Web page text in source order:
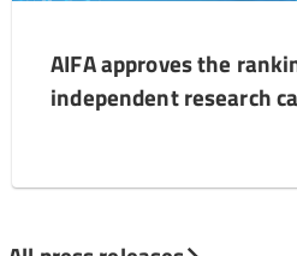
AIFA approves the
independent research